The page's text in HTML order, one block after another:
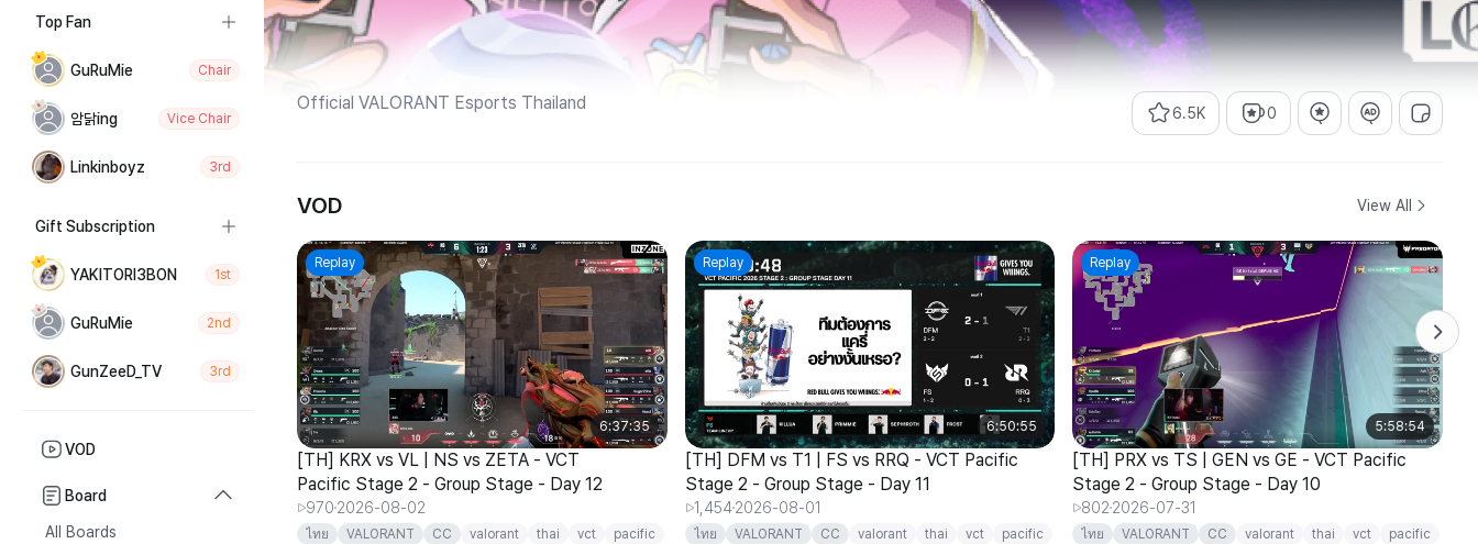
Top Fan
GuRuMie Chair
암닭ing Vice Chair
Linkinboyz 3rd
Gift Subscription
YAKITORI3BON 1st
GuRuMie 2nd
GunZeeD_TV 3rd
VOD
Board
All Boards
Official VALORANT Esports Thailand 6.5K 0
VOD View All
Replay
6:37:35
[TH] KRX vs VL | NS vs ZETA - VCT
Pacific Stage 2 - Group Stage - Day 12
970 2026-08-02
ไทย VALORANT CC valorant thai vct pacific
Replay
6:50:55
[TH] DFM vs T1 | FS vs RRQ - VCT Pacific
Stage 2 - Group Stage - Day 11
1,4542026-08-01
ไทย VALORANT CC valorant thai vct pacific
Replay
5:58:54
[TH] PRX vs TS | GEN vs GE - VCT Pacific
Stage 2 - Group Stage - Day 10
8022026-07-31
ไทย VALORANT CC valorant thai vct pacific